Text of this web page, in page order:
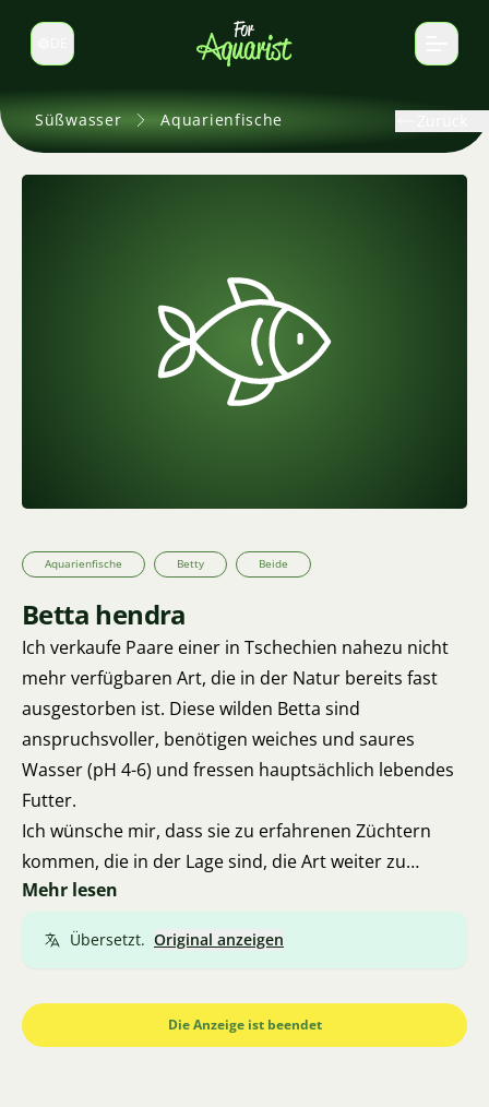
Sprache wechseln
Süßwasser Aquarienfische
Aquarienfische Betty Beide
Betta hendra
Ich verkaufe Paare einer in Tschechien nahezu nicht
mehr verfügbaren Art, die in der Natur bereits fast
ausgestorben ist. Diese wilden Betta sind
anspruchsvoller, benötigen weiches und saures
Wasser (pH 4-6) und fressen hauptsächlich lebendes
Futter.
Ich wünsche mir, dass sie zu erfahrenen Züchtern
kommen, die in der Lage sind, die Art weiter zu
züchten und in Europa zu verbreiten.
Abholung in Brünn. Mit geringer Wahrscheinlichkeit
Transport nur über Přivez Zvíře. Zásilkovna auf keinen
Fall.
Mehr lesen
Übersetzt. Original anzeigen
Die Anzeige ist beendet